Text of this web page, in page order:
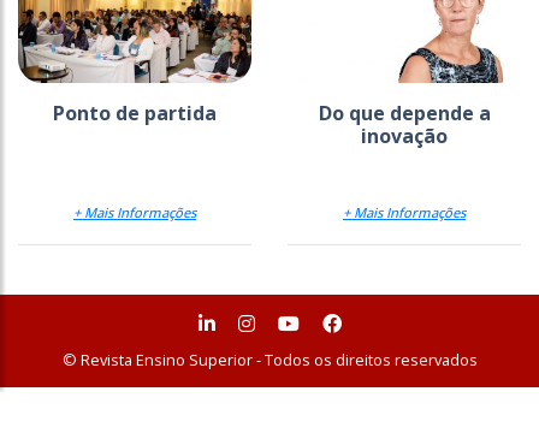
Ponto de partida
+ Mais Informações
Do que depende a
inovação
+ Mais Informações
© Revista Ensino Superior - Todos os direitos reservados